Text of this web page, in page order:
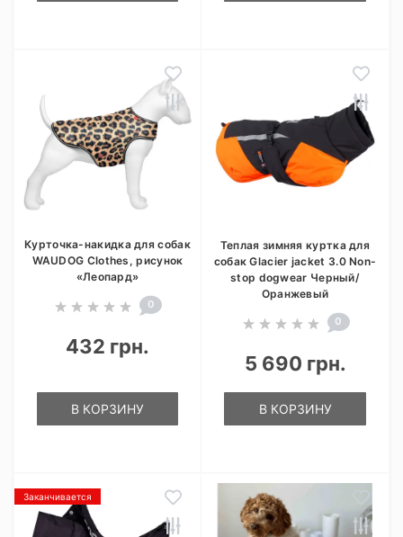
Курточка-накидка для собак
WAUDOG Clothes, рисунок
«Леопард»
0
432 грн.
В КОРЗИНУ
Теплая зимняя куртка для
собак Glacier jacket 3.0 Non-
stop dogwear Черный/
Оранжевый
0
5 690 грн.
В КОРЗИНУ
Заканчивается